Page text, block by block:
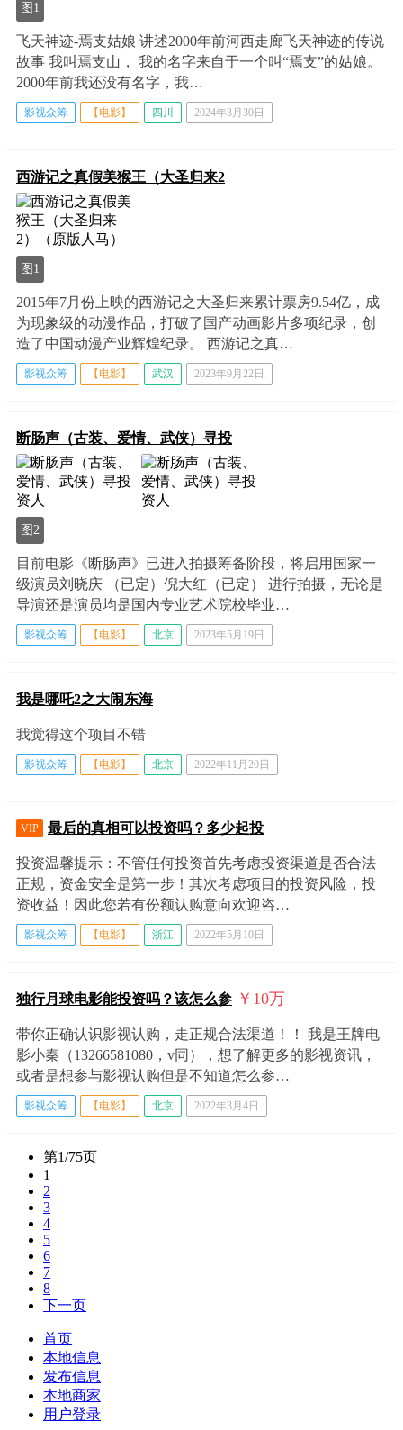
图1
飞天神迹-焉支姑娘 讲述2000年前河西走廊飞天神迹的传说
故事 我叫焉支山， 我的名字来自于一个叫“焉支”的姑娘。
2000年前我还没有名字，我…
影视众筹 【电影】 四川 2024年3月30日
西游记之真假美猴王（大圣归来2
图1
2015年7月份上映的西游记之大圣归来累计票房9.54亿，成
为现象级的动漫作品，打破了国产动画影片多项纪录，创
造了中国动漫产业辉煌纪录。 西游记之真…
影视众筹 【电影】 武汉 2023年9月22日
断肠声（古装、爱情、武侠）寻投
图2
目前电影《断肠声》已进入拍摄筹备阶段，将启用国家一
级演员刘晓庆 （已定）倪大红（已定） 进行拍摄，无论是
导演还是演员均是国内专业艺术院校毕业…
影视众筹 【电影】 北京 2023年5月19日
我是哪吒2之大闹东海
我觉得这个项目不错
影视众筹 【电影】 北京 2022年11月20日
VIP 最后的真相可以投资吗？多少起投
​​投资温馨提示：不管任何投资首先考虑投资渠道是否合法
正规，资金安全是第一步！其次考虑项目的投资风险，投
资收益！因此您若有份额认购意向欢迎咨…
影视众筹 【电影】 浙江 2022年5月10日
独行月球电影能投资吗？该怎么参 ￥10万
​带你正确认识影视认购，走正规合法渠道！！ 我是王牌电
影小秦（13266581080，v同），想了解更多的影视资讯，
或者是想参与影视认购但是不知道怎么参…
影视众筹 【电影】 北京 2022年3月4日
第1/75页
1
2
3
4
5
6
7
8
下一页
首页
本地信息
发布信息
本地商家
用户登录